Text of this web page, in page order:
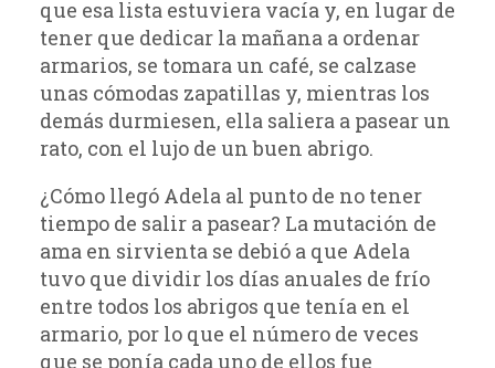
que esa lista estuviera vacía y, en lugar de
tener que dedicar la mañana a ordenar
armarios, se tomara un café, se calzase
unas cómodas zapatillas y, mientras los
demás durmiesen, ella saliera a pasear un
rato, con el lujo de un buen abrigo.
¿Cómo llegó Adela al punto de no tener
tiempo de salir a pasear? La mutación de
ama en sirvienta se debió a que Adela
tuvo que dividir los días anuales de frío
entre todos los abrigos que tenía en el
armario, por lo que el número de veces
que se ponía cada uno de ellos fue